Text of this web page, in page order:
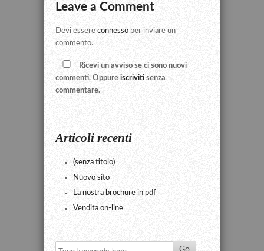
Leave a Comment
Devi essere connesso per inviare un
commento.
Ricevi un avviso se ci sono nuovi
commenti. Oppure iscriviti senza
commentare.
Articoli recenti
(senza titolo)
Nuovo sito
La nostra brochure in pdf
Vendita on-line